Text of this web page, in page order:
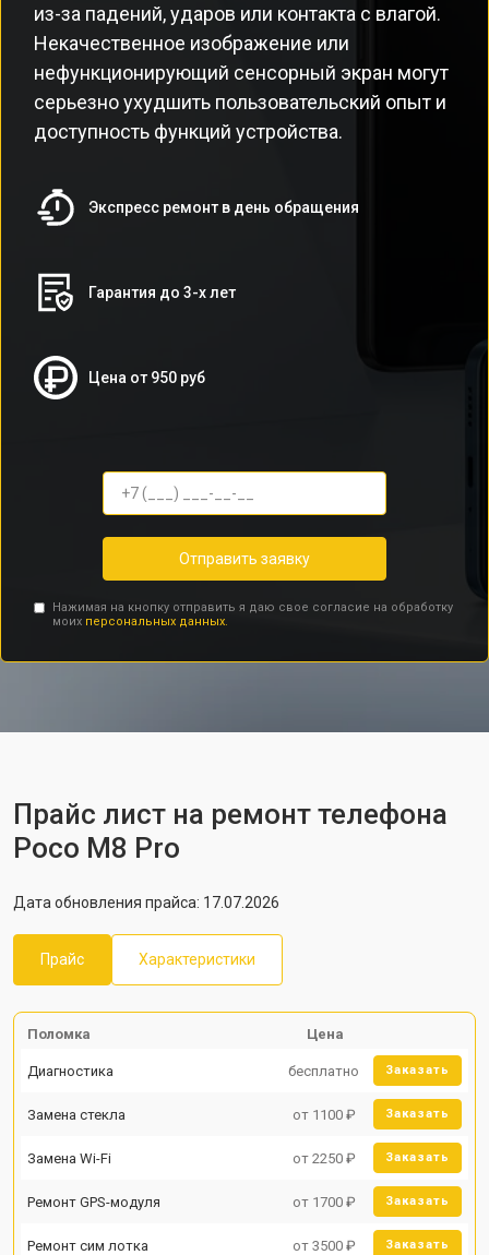
из-за падений, ударов или контакта с влагой.
Некачественное изображение или
нефункционирующий сенсорный экран могут
серьезно ухудшить пользовательский опыт и
доступность функций устройства.
Экспресс ремонт в день обращения
Гарантия до 3-х лет
Цена от 950 руб
Отправить заявку
Нажимая на кнопку отправить я даю свое согласие на обработку
моих персональных данных.
Прайс лист на ремонт телефона
Poco M8 Pro
Дата обновления прайса: 17.07.2026
Прайс Характеристики
Поломка Цена
Диагностика бесплатно Заказать
Замена стекла от 1100 ₽ Заказать
Замена Wi-Fi от 2250 ₽ Заказать
Ремонт GPS-модуля от 1700 ₽ Заказать
Ремонт сим лотка от 3500 ₽ Заказать